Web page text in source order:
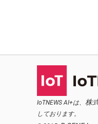
IoTNEWS AI+は、 株
しております。